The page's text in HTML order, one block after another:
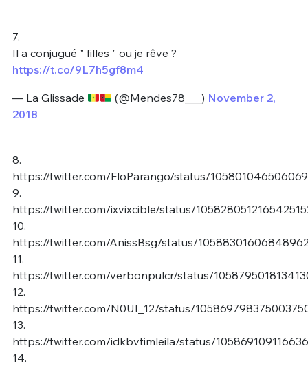
7.
Il a conjugué " filles " ou je rêve ?
https://t.co/9L7h5gf8m4
— La Glissade (@Mendes78___) November 2,
2018
8.
https://twitter.com/FloParango/status/
9.
https://twitter.com/ixvixcible/status/
10.
https://twitter.com/AnissBsg/status/
11.
https://twitter.com/verbonpulcr/status/
12.
https://twitter.com/N0UI_12/status/
13.
https://twitter.com/idkbvtimleila/status/
14.